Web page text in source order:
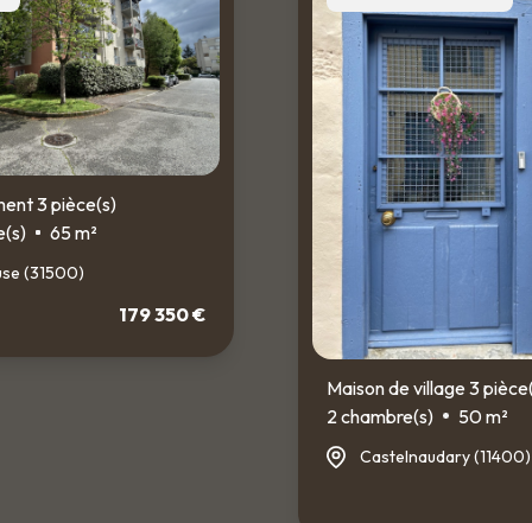
3 pièce(s)
65 m²
(31500)
179 350 €
Maison de village 3
2 chambre(s)
50 m²
Castelnaudary (11400)